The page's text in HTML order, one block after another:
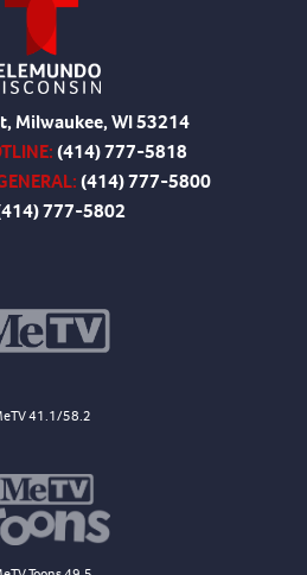
Milwaukee, WI 53214
(414) 777-5818
(414) 777-5800
777-5802
41.1/58.2